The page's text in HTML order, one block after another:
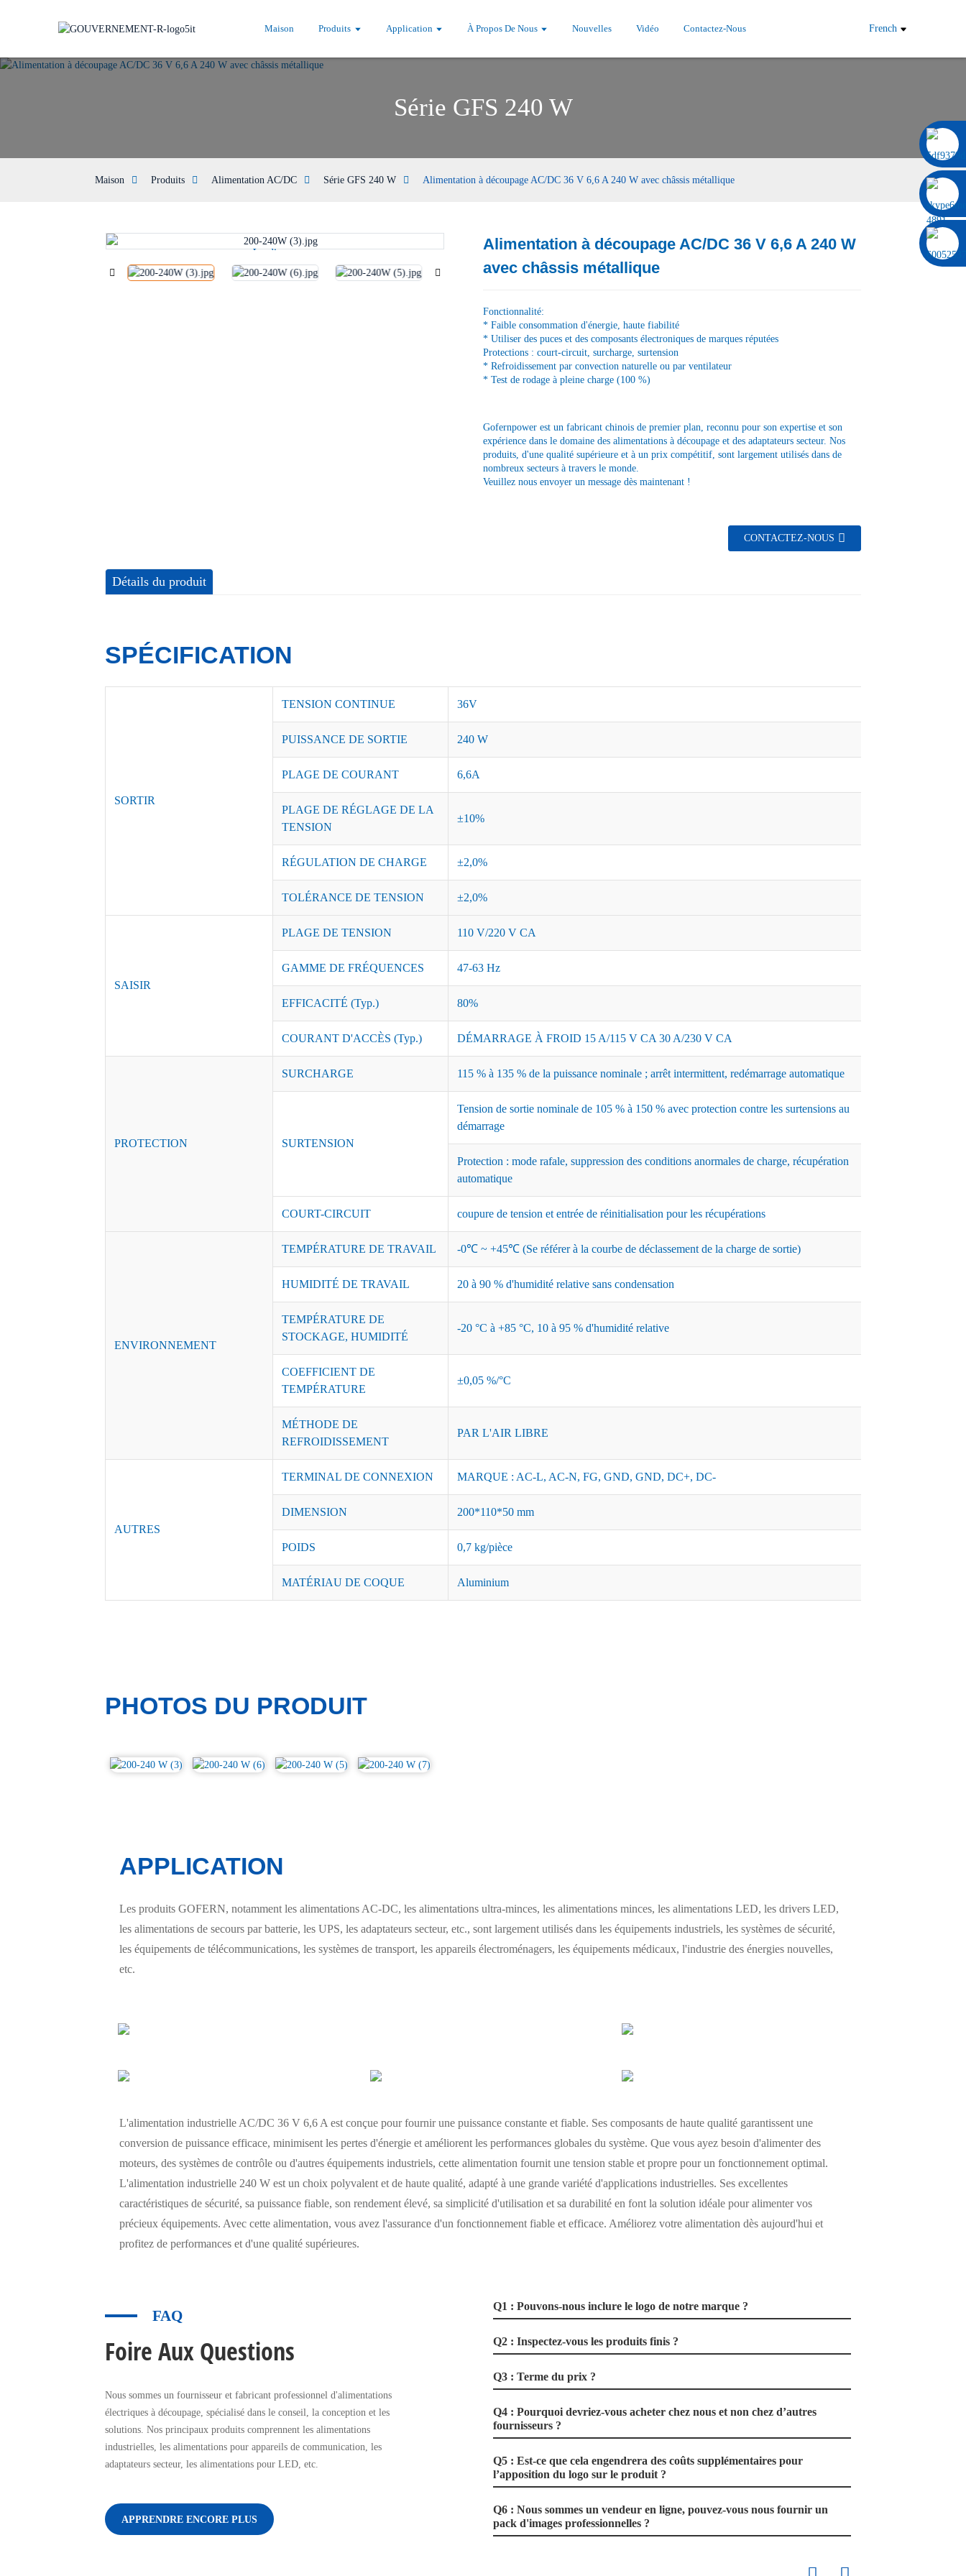
Maison Produits Application À Propos De Nous Nouvelles Vidéo Contactez-Nous French
Série GFS 240 W
Maison Produits Alimentation AC/DC Série GFS 240 W Alimentation à découpage AC/DC 36 V 6,6 A 240 W avec châssis métallique
Loading...
Loading... Loading...
Loading...
Alimentation à découpage AC/DC 36 V 6,6 A 240 W
avec châssis métallique
Fonctionnalité:
* Faible consommation d'énergie, haute fiabilité
* Utiliser des puces et des composants électroniques de marques réputées
Protections : court-circuit, surcharge, surtension
* Refroidissement par convection naturelle ou par ventilateur
* Test de rodage à pleine charge (100 %)
Gofernpower est un fabricant chinois de premier plan, reconnu pour son expertise et son
expérience dans le domaine des alimentations à découpage et des adaptateurs secteur. Nos
produits, d'une qualité supérieure et à un prix compétitif, sont largement utilisés dans de
nombreux secteurs à travers le monde.
Veuillez nous envoyer un message dès maintenant !
CONTACTEZ-NOUS
Détails du produit
SPÉCIFICATION
SORTIR
TENSION CONTINUE 36V
PUISSANCE DE SORTIE 240 W
PLAGE DE COURANT 6,6A
PLAGE DE RÉGLAGE DE LA
TENSION
±10%
RÉGULATION DE CHARGE ±2,0%
TOLÉRANCE DE TENSION ±2,0%
SAISIR
PLAGE DE TENSION 110 V/220 V CA
GAMME DE FRÉQUENCES 47-63 Hz
EFFICACITÉ (Typ.) 80%
COURANT D'ACCÈS (Typ.) DÉMARRAGE À FROID 15 A/115 V CA 30 A/230 V CA
PROTECTION
SURCHARGE 115 % à 135 % de la puissance nominale ; arrêt intermittent, redémarrage automatique
SURTENSION
Tension de sortie nominale de 105 % à 150 % avec protection contre les surtensions au
démarrage
Protection : mode rafale, suppression des conditions anormales de charge, récupération
automatique
COURT-CIRCUIT coupure de tension et entrée de réinitialisation pour les récupérations
ENVIRONNEMENT
TEMPÉRATURE DE TRAVAIL -0℃ ~ +45℃ (Se référer à la courbe de déclassement de la charge de sortie)
HUMIDITÉ DE TRAVAIL 20 à 90 % d'humidité relative sans condensation
TEMPÉRATURE DE
STOCKAGE, HUMIDITÉ
-20 °C à +85 °C, 10 à 95 % d'humidité relative
COEFFICIENT DE
TEMPÉRATURE
±0,05 %/°C
MÉTHODE DE
REFROIDISSEMENT
PAR L'AIR LIBRE
AUTRES
TERMINAL DE CONNEXION MARQUE : AC-L, AC-N, FG, GND, GND, DC+, DC-
DIMENSION 200*110*50 mm
POIDS 0,7 kg/pièce
MATÉRIAU DE COQUE Aluminium
PHOTOS DU PRODUIT
APPLICATION
Les produits GOFERN, notamment les alimentations AC-DC, les alimentations ultra-minces, les alimentations minces, les alimentations LED, les drivers LED,
les alimentations de secours par batterie, les UPS, les adaptateurs secteur, etc., sont largement utilisés dans les équipements industriels, les systèmes de sécurité,
les équipements de télécommunications, les systèmes de transport, les appareils électroménagers, les équipements médicaux, l'industrie des énergies nouvelles,
etc.
L'alimentation industrielle AC/DC 36 V 6,6 A est conçue pour fournir une puissance constante et fiable. Ses composants de haute qualité garantissent une
conversion de puissance efficace, minimisent les pertes d'énergie et améliorent les performances globales du système. Que vous ayez besoin d'alimenter des
moteurs, des systèmes de contrôle ou d'autres équipements industriels, cette alimentation fournit une tension stable et propre pour un fonctionnement optimal.
L'alimentation industrielle 240 W est un choix polyvalent et de haute qualité, adapté à une grande variété d'applications industrielles. Ses excellentes
caractéristiques de sécurité, sa puissance fiable, son rendement élevé, sa simplicité d'utilisation et sa durabilité en font la solution idéale pour alimenter vos
précieux équipements. Avec cette alimentation, vous avez l'assurance d'un fonctionnement fiable et efficace. Améliorez votre alimentation dès aujourd'hui et
profitez de performances et d'une qualité supérieures.
FAQ
Foire Aux Questions
Nous sommes un fournisseur et fabricant professionnel d'alimentations
électriques à découpage, spécialisé dans le conseil, la conception et les
solutions. Nos principaux produits comprennent les alimentations
industrielles, les alimentations pour appareils de communication, les
adaptateurs secteur, les alimentations pour LED, etc.
APPRENDRE ENCORE PLUS
Q1 : Pouvons-nous inclure le logo de notre marque ?
Q2 : Inspectez-vous les produits finis ?
Q3 : Terme du prix ?
Q4 : Pourquoi devriez-vous acheter chez nous et non chez d’autres
fournisseurs ?
Q5 : Est-ce que cela engendrera des coûts supplémentaires pour
l’apposition du logo sur le produit ?
Q6 : Nous sommes un vendeur en ligne, pouvez-vous nous fournir un
pack d'images professionnelles ?